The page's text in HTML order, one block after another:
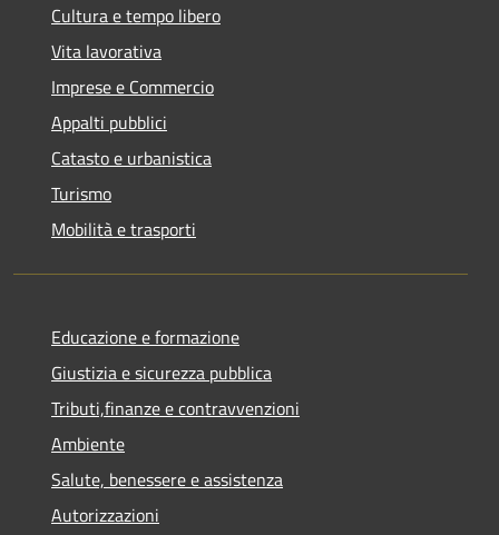
Cultura e tempo libero
Vita lavorativa
Imprese e Commercio
Appalti pubblici
Catasto e urbanistica
Turismo
Mobilità e trasporti
Educazione e formazione
Giustizia e sicurezza pubblica
Tributi,finanze e contravvenzioni
Ambiente
Salute, benessere e assistenza
Autorizzazioni